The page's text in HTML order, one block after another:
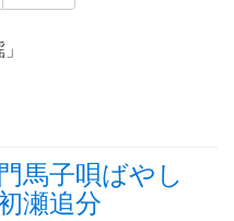
馬子唄ばやし
瀬追分